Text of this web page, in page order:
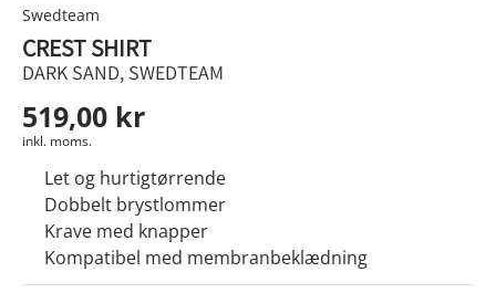
Swedteam
CREST SHIRT
DARK SAND, SWEDTEAM
519,00 kr
inkl. moms.
Let og hurtigtørrende
Dobbelt brystlommer
Krave med knapper
Kompatibel med membranbeklædning